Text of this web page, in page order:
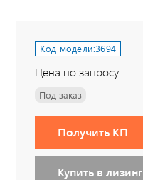
Код модели:3694
Цена по запросу
Под заказ
Получить КП
Купить в лизинг